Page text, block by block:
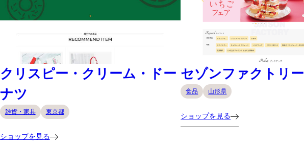
クリスピー・クリーム・ドー
ナツ
雑貨・家具 東京都
ショップを見る
セゾンファクトリー
食品 山形県
ショップを見る